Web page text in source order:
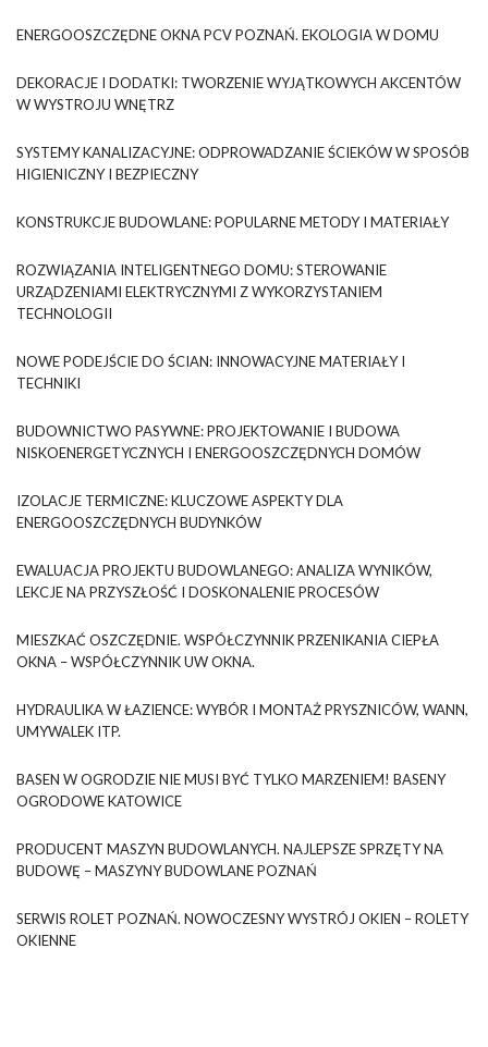
ENERGOOSZCZĘDNE OKNA PCV POZNAŃ. EKOLOGIA W DOMU
DEKORACJE I DODATKI: TWORZENIE WYJĄTKOWYCH AKCENTÓW
W WYSTROJU WNĘTRZ
SYSTEMY KANALIZACYJNE: ODPROWADZANIE ŚCIEKÓW W SPOSÓB
HIGIENICZNY I BEZPIECZNY
KONSTRUKCJE BUDOWLANE: POPULARNE METODY I MATERIAŁY
ROZWIĄZANIA INTELIGENTNEGO DOMU: STEROWANIE
URZĄDZENIAMI ELEKTRYCZNYMI Z WYKORZYSTANIEM
TECHNOLOGII
NOWE PODEJŚCIE DO ŚCIAN: INNOWACYJNE MATERIAŁY I
TECHNIKI
BUDOWNICTWO PASYWNE: PROJEKTOWANIE I BUDOWA
NISKOENERGETYCZNYCH I ENERGOOSZCZĘDNYCH DOMÓW
IZOLACJE TERMICZNE: KLUCZOWE ASPEKTY DLA
ENERGOOSZCZĘDNYCH BUDYNKÓW
EWALUACJA PROJEKTU BUDOWLANEGO: ANALIZA WYNIKÓW,
LEKCJE NA PRZYSZŁOŚĆ I DOSKONALENIE PROCESÓW
MIESZKAĆ OSZCZĘDNIE. WSPÓŁCZYNNIK PRZENIKANIA CIEPŁA
OKNA – WSPÓŁCZYNNIK UW OKNA.
HYDRAULIKA W ŁAZIENCE: WYBÓR I MONTAŻ PRYSZNICÓW, WANN,
UMYWALEK ITP.
BASEN W OGRODZIE NIE MUSI BYĆ TYLKO MARZENIEM! BASENY
OGRODOWE KATOWICE
PRODUCENT MASZYN BUDOWLANYCH. NAJLEPSZE SPRZĘTY NA
BUDOWĘ – MASZYNY BUDOWLANE POZNAŃ
SERWIS ROLET POZNAŃ. NOWOCZESNY WYSTRÓJ OKIEN – ROLETY
OKIENNE